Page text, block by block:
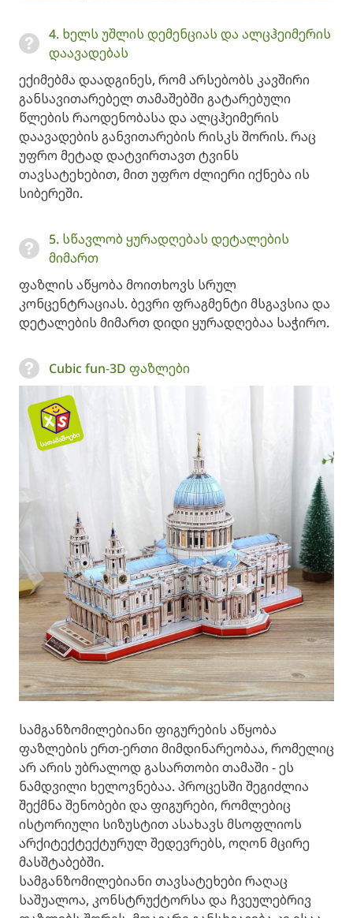
4. ხელს უშლის დემენციას და ალცჰეიმერის
დაავადებას
ექიმებმა დაადგინეს, რომ არსებობს კავშირი
განსავითარებელ თამაშებში გატარებული
წლების რაოდენობასა და ალცჰეიმერის
დაავადების განვითარების რისკს შორის. რაც
უფრო მეტად დატვირთავთ ტვინს
თავსატეხებით, მით უფრო ძლიერი იქნება ის
სიბერეში.
5. სწავლობ ყურადღებას დეტალების
მიმართ
ფაზლის აწყობა მოითხოვს სრულ
კონცენტრაციას. ბევრი ფრაგმენტი მსგავსია და
დეტალების მიმართ დიდი ყურადღებაა საჭირო.
Cubic fun-3D ფაზლები
სამგანზომილებიანი ფიგურების აწყობა
ფაზლების ერთ-ერთი მიმდინარეობაა, რომელიც
არ არის უბრალოდ გასართობი თამაში - ეს
ნამდვილი ხელოვნებაა. პროცესში შეგიძლია
შექმნა შენობები და ფიგურები, რომლებიც
ისტორიული სიზუსტით ასახავს მსოფლიოს
არქიტექტექტურულ შედევრებს, ოღონ მცირე
მასშტაბებში.
სამგანზომილებიანი თავსატეხები რაღაც
საშუალოა, კონსტრუქტორსა და ჩვეულებრივ